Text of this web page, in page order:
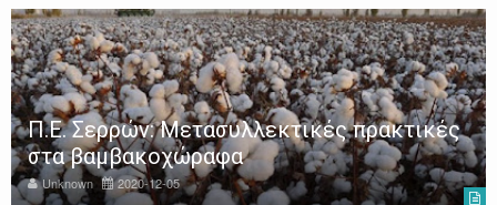
Π.Ε. Σερρών: Μετασυλλεκτικές πρακτικές
στα βαμβακοχώραφα
Unknown 2020-12-05